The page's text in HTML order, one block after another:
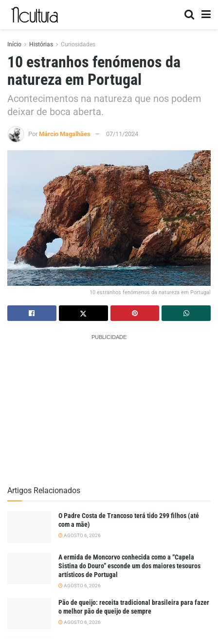
Início Histórias Curiosidades
10 estranhos fenómenos da
natureza em Portugal
Acontecimentos na natureza que nos podem
deixar de boca aberta.
Por Márcio Magalhães 07/11/2024
10 estranhos fenómenos da natureza em Portugal
PUBLICIDADE
Artigos Relacionados
O Padre Costa de Trancoso terá tido 299 filhos (até
com a mãe)
AGOSTO 6, 2026
A ermida de Moncorvo conhecida como a “Capela
Sistina do Douro” esconde um dos maiores tesouros
artísticos de Portugal
AGOSTO 6, 2026
Pão de queijo: receita tradicional brasileira para fazer
o melhor pão de queijo de sempre
AGOSTO 6, 2026